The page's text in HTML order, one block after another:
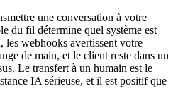
une conversation à votre
du fil détermine quel système est
les webhooks avertissent votre
de main, et le client reste dans un
Le transfert à un humain est le
IA sérieuse, et il est positif que